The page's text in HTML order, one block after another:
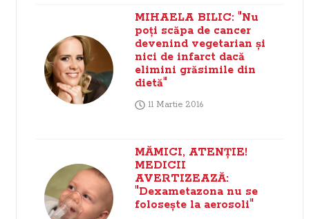
MIHAELA BILIC: "Nu
poţi scăpa de cancer
devenind vegetarian şi
nici de infarct dacă
elimini grăsimile din
dietă"
11 Martie 2016
MĂMICI, ATENŢIE!
MEDICII
AVERTIZEAZĂ:
"Dexametazona nu se
foloseşte la aerosoli"